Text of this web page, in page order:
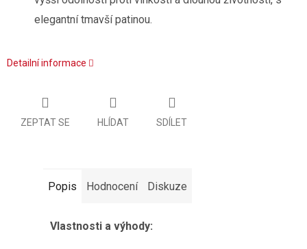
elegantní tmavší patinou.
Detailní informace
ZEPTAT SE HLÍDAT SDÍLET
Popis Hodnocení Diskuze
Vlastnosti a výhody: